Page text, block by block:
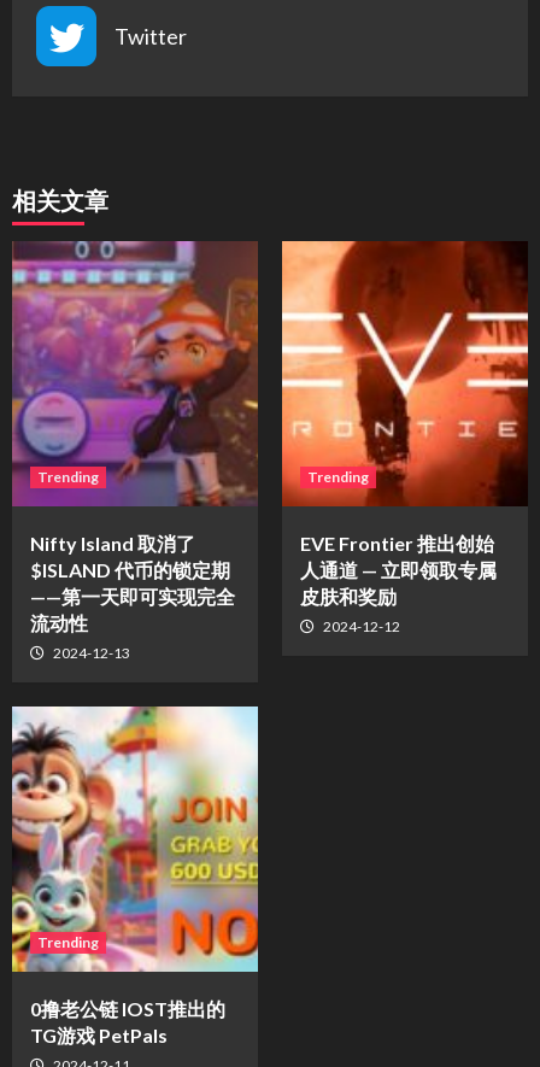
Twitter
相关文章
Trending
Nifty Island 取消了
$ISLAND 代币的锁定期
——第一天即可实现完全
流动性
2024-12-13
Trending
EVE Frontier 推出创始
人通道 — 立即领取专属
皮肤和奖励
2024-12-12
Trending
0撸老公链 IOST推出的
TG游戏 PetPals